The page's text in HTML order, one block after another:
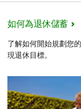
如何為退休儲蓄
了解如何開始規劃您
現退休目標。